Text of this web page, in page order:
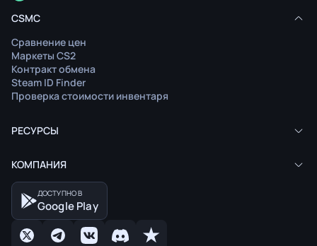
CSMC
Сравнение цен
Маркеты CS2
Контракт обмена
Steam ID Finder
Проверка стоимости инвентаря
РЕСУРСЫ
КОМПАНИЯ
ДОСТУПНО В
Google Play